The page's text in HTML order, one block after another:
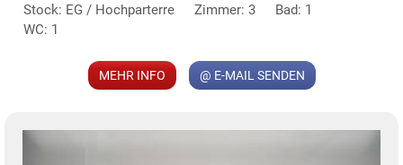
KLIS
Stock: EG / Hochparterre
Zimmer: 3
Bad: 1
WC: 1
MEHR INFO @ E-MAIL SENDEN